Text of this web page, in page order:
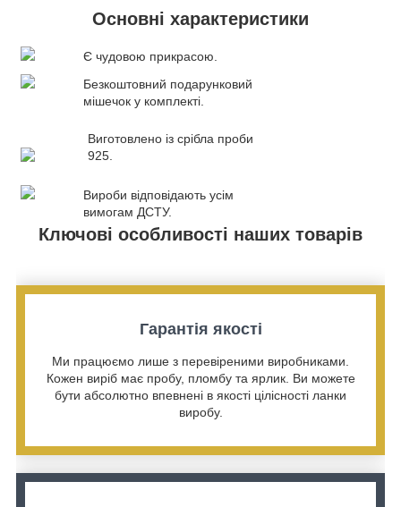
Основні характеристики
Є чудовою прикрасою.
Безкоштовний подарунковий
мішечок у комплекті.
Виготовлено із срібла проби
925.
Вироби відповідають усім
вимогам ДСТУ.
Ключові особливості наших товарів
Гарантія якості
Ми працюємо лише з перевіреними виробниками.
Кожен виріб має пробу, пломбу та ярлик. Ви можете
бути абсолютно впевнені в якості цілісності ланки
виробу.